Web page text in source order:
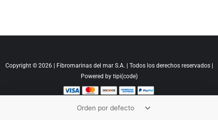
Copyright © 2026 | Fibromarinas del mar S.A. | Todos los derechos reservados |
Powered by tipi(code)